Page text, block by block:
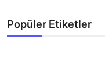
Popüler Etiketler